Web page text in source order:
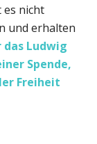
es nicht
und erhalten
Ludwig
Spende,
Freiheit